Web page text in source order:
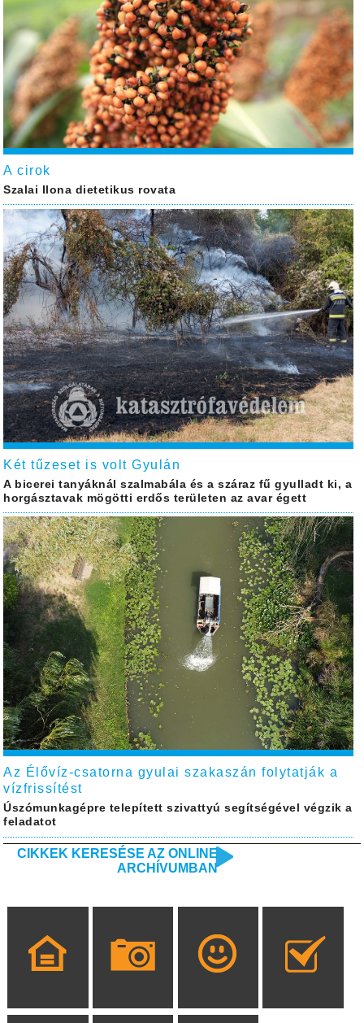
A cirok
Szalai Ilona dietetikus rovata
Két tűzeset is volt Gyulán
A bicerei tanyáknál szalmabála és a száraz fű gyulladt ki, a
horgásztavak mögötti erdős területen az avar égett
Az Élővíz-csatorna gyulai szakaszán folytatják a
vízfrissítést
Úszómunkagépre telepített szivattyú segítségével végzik a
feladatot
CIKKEK KERESÉSE AZ ONLINE
ARCHÍVUMBAN